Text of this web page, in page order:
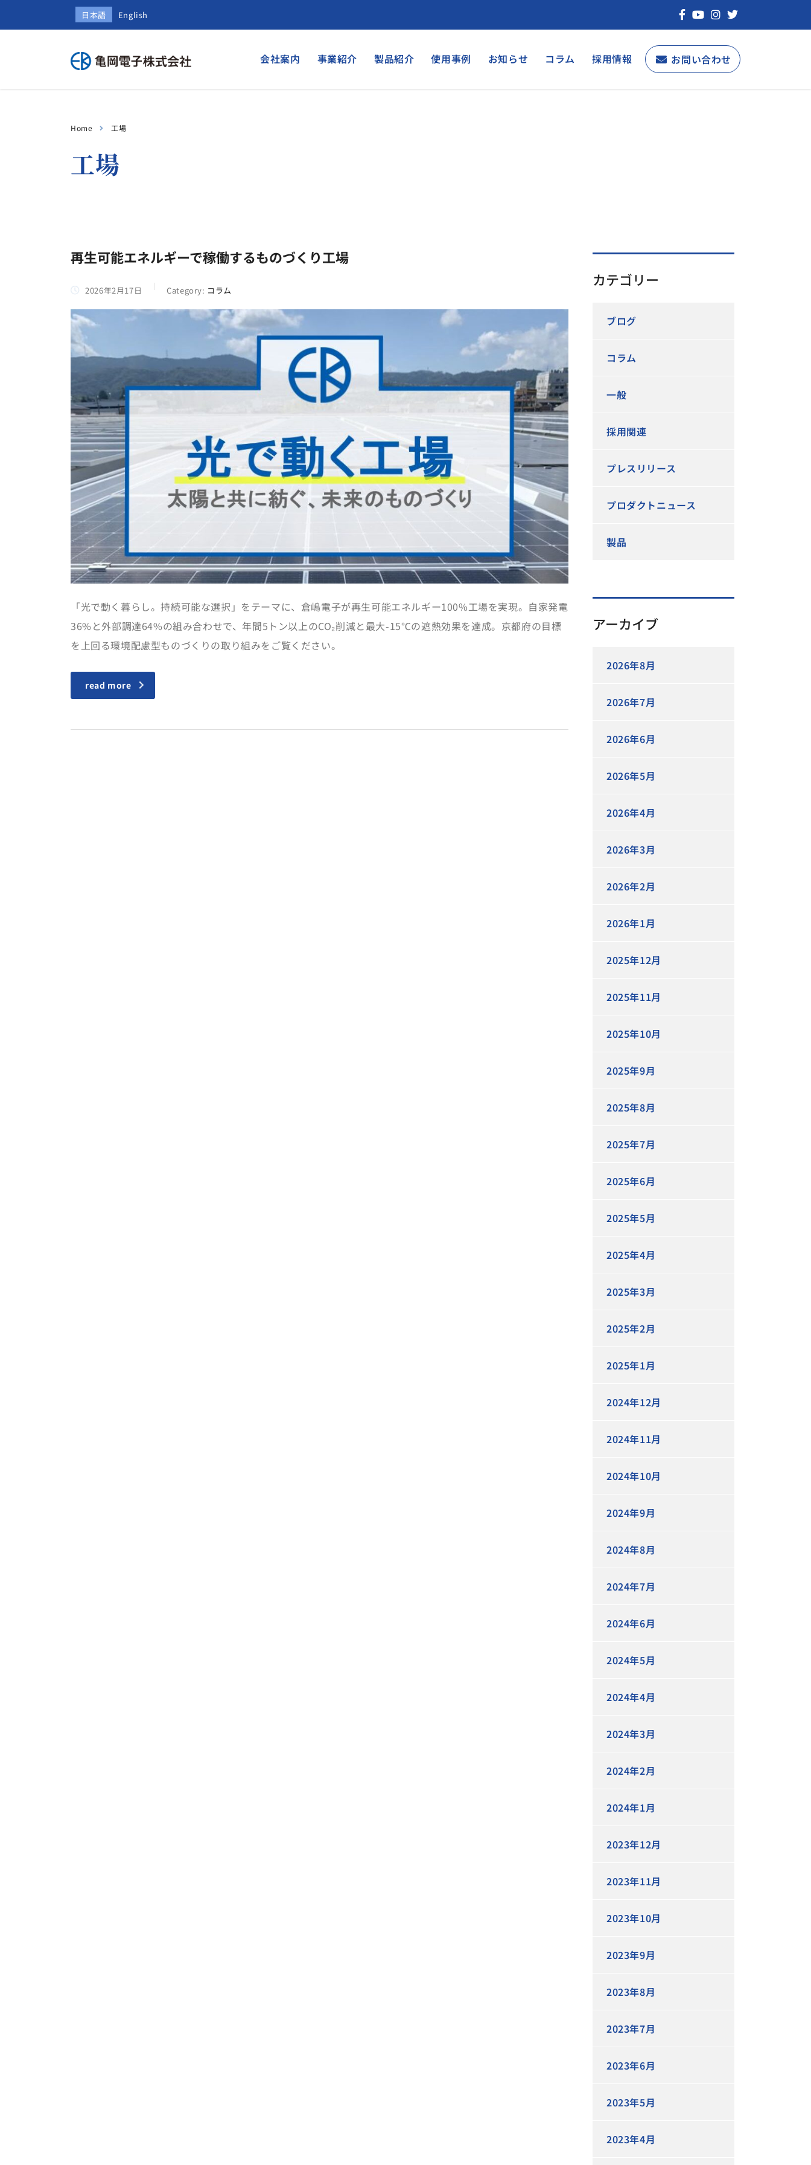
日本語 English
会社案内 事業紹介 製品紹介 使用事例 お知らせ コラム 採用情報 お問い合わせ
Home 工場
工場
再生可能エネルギーで稼働するものづくり工場
2026年2月17日 Category: コラム
「光で動く暮らし。持続可能な選択」をテーマに、倉嶋電子が再生可能エネルギー100%工場を実現。自家発電
36%と外部調達64%の組み合わせで、年間5トン以上のCO₂削減と最大-15℃の遮熱効果を達成。京都府の目標
を上回る環境配慮型ものづくりの取り組みをご覧ください。
read more
カテゴリー
ブログ
コラム
一般
採用関連
プレスリリース
プロダクトニュース
製品
アーカイブ
2026年8月
2026年7月
2026年6月
2026年5月
2026年4月
2026年3月
2026年2月
2026年1月
2025年12月
2025年11月
2025年10月
2025年9月
2025年8月
2025年7月
2025年6月
2025年5月
2025年4月
2025年3月
2025年2月
2025年1月
2024年12月
2024年11月
2024年10月
2024年9月
2024年8月
2024年7月
2024年6月
2024年5月
2024年4月
2024年3月
2024年2月
2024年1月
2023年12月
2023年11月
2023年10月
2023年9月
2023年8月
2023年7月
2023年6月
2023年5月
2023年4月